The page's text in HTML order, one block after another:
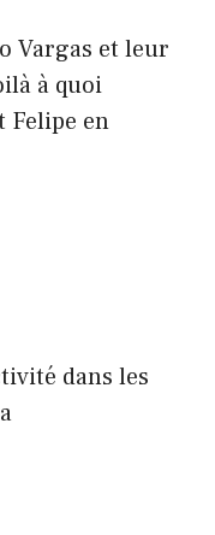
Vargas et leur
à quoi
Felipe en
dans les